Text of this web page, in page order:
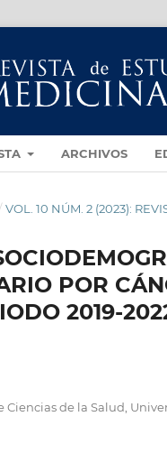
ARCHIVOS
/ VOL. 10 NÚM. 2 (2023):
POR
2019-
de la Salud,